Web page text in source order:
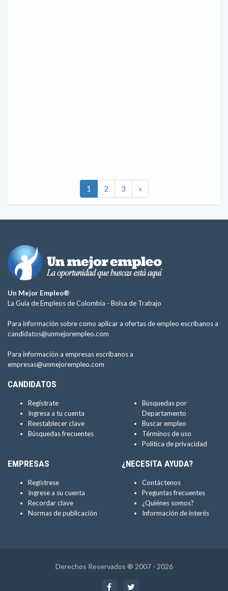
1 2 3 »
Un Mejor Empleo®
La Guía de Empleos de Colombia - Bolsa de Trabajo
Para información sobre como aplicar a ofertas de empleo escríbanos a
candidatos@unmejorempleo.com
Para información a empresas escríbanos a
empresas@unmejorempleo.com
CANDIDATOS
Regístrate
Ingresa a tu cuenta
Reestablecer clave
Búsquedas frecuentes
Búsquedas por
Departamento
Buscar empleo
Términos de uso
Política de privacidad
EMPRESAS
Regístrese
Ingrese a su cuenta
Recordar clave
Normas de publicación
¿NECESITA AYUDA?
Contáctenos
Preguntas frecuentes
¿Quiénes somos?
Información de interés
Derechos Reservados ® 2007 - 2026
Facebook